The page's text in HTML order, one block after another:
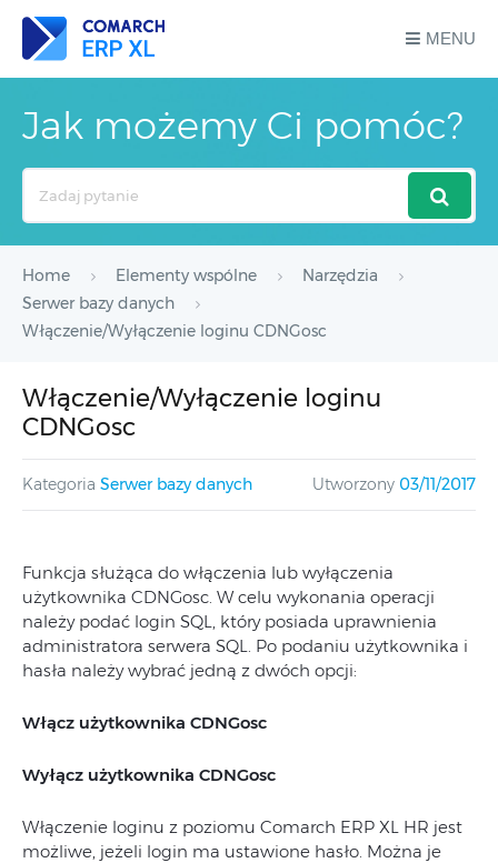
MENU
Jak możemy Ci pomóc?
Home Elementy wspólne
Narzędzia
Serwer bazy danych
Włączenie/Wyłączenie loginu CDNGosc
Włączenie/Wyłączenie loginu
CDNGosc
Kategoria Serwer bazy danych Utworzony 03/11/2017
Funkcja służąca do włączenia lub wyłączenia
użytkownika CDNGosc. W celu wykonania operacji
należy podać login SQL, który posiada uprawnienia
administratora serwera SQL. Po podaniu użytkownika i
hasła należy wybrać jedną z dwóch opcji:
Włącz użytkownika CDNGosc
Wyłącz użytkownika CDNGosc
Włączenie loginu z poziomu Comarch ERP XL HR jest
możliwe, jeżeli login ma ustawione hasło. Można je